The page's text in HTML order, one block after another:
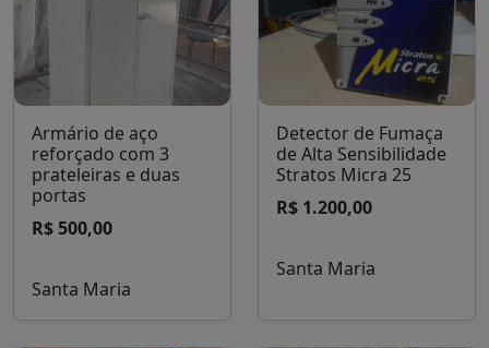
Armário de aço
reforçado com 3
prateleiras e duas
portas
R$ 500,00
Santa Maria
Detector de Fumaça
de Alta Sensibilidade
Stratos Micra 25
R$ 1.200,00
Santa Maria